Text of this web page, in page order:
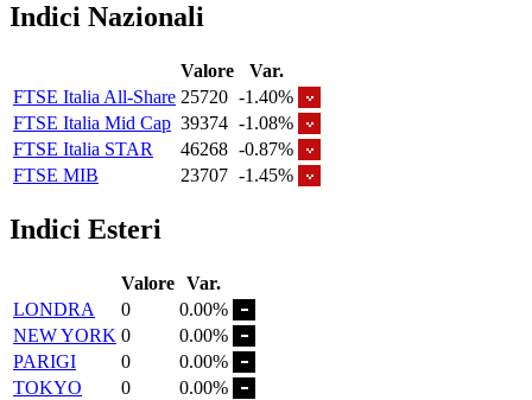
Indici Nazionali
Valore
Var.
FTSE Italia All-Share 25720 -1.40%
FTSE Italia Mid Cap 39374 -1.08%
FTSE Italia STAR
46268 -0.87%
FTSE MIB
23707 -1.45%
Indici Esteri
Valore Var.
LONDRA
0
0.00%
NEW YORK 0
0.00%
PARIGI
0
0.00%
TOKYO
0
0.00%